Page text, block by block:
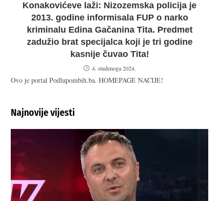
Konakovićeve laži: Nizozemska policija je
2013. godine informisala FUP o narko
kriminalu Edina Gačanina Tita. Predmet
zadužio brat specijalca koji je tri godine
kasnije čuvao Tita!
4. studenoga 2024.
Ovo je portal Podlupombih.ba. HOMEPAGE NACIJE!
Najnovije vijesti